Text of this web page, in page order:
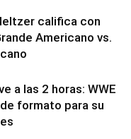
califica con
Americano vs.
a las 2 horas: WWE
formato para su